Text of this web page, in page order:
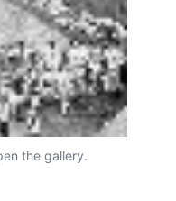
the gallery.